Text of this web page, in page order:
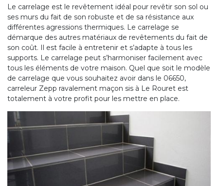
Le carrelage est le revêtement idéal pour revêtir son sol ou
ses murs du fait de son robuste et de sa résistance aux
différentes agressions thermiques. Le carrelage se
démarque des autres matériaux de revêtements du fait de
son coût. Il est facile à entretenir et s’adapte à tous les
supports. Le carrelage peut s’harmoniser facilement avec
tous les éléments de votre maison. Quel que soit le modèle
de carrelage que vous souhaitez avoir dans le 06650,
carreleur Zepp ravalement maçon sis à Le Rouret est
totalement à votre profit pour les mettre en place.